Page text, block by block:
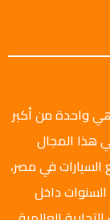
أوتو جروب عام 2008م، وهي واحدة من أكبر
هذا المجال
السيارات في مصر،
داخل